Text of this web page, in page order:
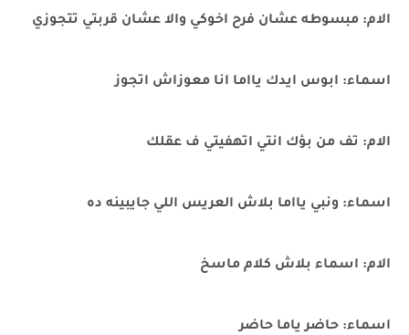
الام: مبسوطه عشان فرح اخوكي والا عشان قربتي تتجوزي
اسماء: ابوس ايدك يااما انا معوزاش اتجوز
الام: تف من بؤك انتي اتهفيتي ف عقلك
اسماء: ونبي يااما بلاش العريس اللي جايبينه ده
الام: اسماء بلاش كلام ماسخ
اسماء: حاضر ياما حاضر